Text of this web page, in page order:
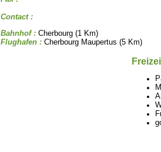
Contact :
Bahnhof : Cherbourg (1 Km)
Flughafen : Cherbourg Maupertus (5 Km)